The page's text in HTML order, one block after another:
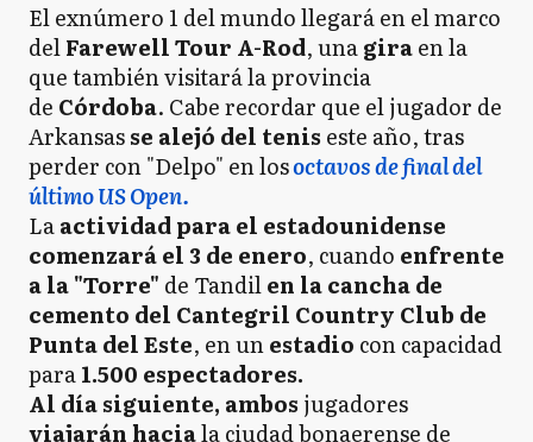
El exnúmero 1 del mundo llegará en el marco
delFarewell Tour A-Rod, unagiraen la
que también visitará la provincia
de Córdoba. Cabe recordar que el jugador de
Arkansasse alejó del tenis este año, tras
perder con "Delpo" en losoctavos de final del
último US Open.
Laactividad para el estadounidense
comenzará el 3 de enero, cuando enfrente
a la "Torre" de Tandilen la cancha de
cemento del Cantegril Country Club de
Punta del Este, en unestadio con capacidad
para1.500 espectadores.
Al día siguiente, ambos jugadores
viajarán haciala ciudad bonaerense de